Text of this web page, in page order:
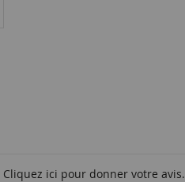
Cliquez ici pour donner votre avis.